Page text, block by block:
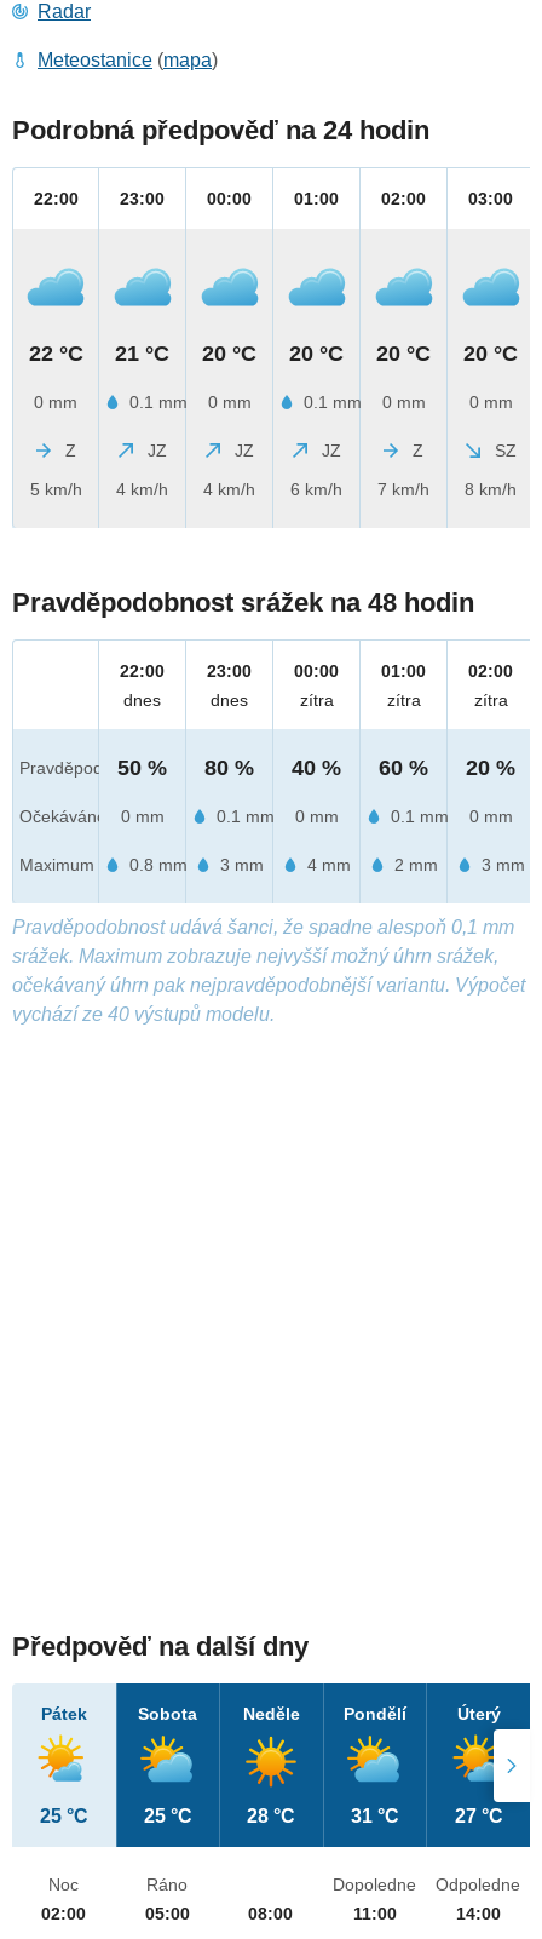
Radar
Meteostanice (mapa)
Podrobná předpověď na 24 hodin
22:00
22 °C
0 mm
Z
5 km/h
23:00
21 °C
0.1 mm
JZ
4 km/h
00:00
20 °C
0 mm
JZ
4 km/h
01:00
20 °C
0.1 mm
JZ
6 km/h
02:00
20 °C
0 mm
Z
7 km/h
03:00
20 °C
0 mm
SZ
8 km/h
Pravděpodobnost srážek na 48 hodin
Pravděpod.
Očekáváno
Maximum
22:00
dnes
50 %
0 mm
0.8 mm
23:00
dnes
80 %
0.1 mm
3 mm
00:00
zítra
40 %
0 mm
4 mm
01:00
zítra
60 %
0.1 mm
2 mm
02:00
zítra
20 %
0 mm
3 mm
Pravděpodobnost udává šanci, že spadne alespoň 0,1 mm
srážek. Maximum zobrazuje nejvyšší možný úhrn srážek,
očekávaný úhrn pak nejpravděpodobnější variantu. Výpočet
vychází ze 40 výstupů modelu.
Předpověď na další dny
Pátek
25 °C
Sobota
25 °C
Neděle
28 °C
Pondělí
31 °C
Úterý
27 °C
Noc
02:00
Ráno
05:00
08:00
Dopoledne
11:00
Odpoledne
14:00